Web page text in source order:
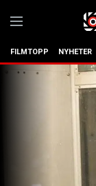
FILMTOPP NYHETER